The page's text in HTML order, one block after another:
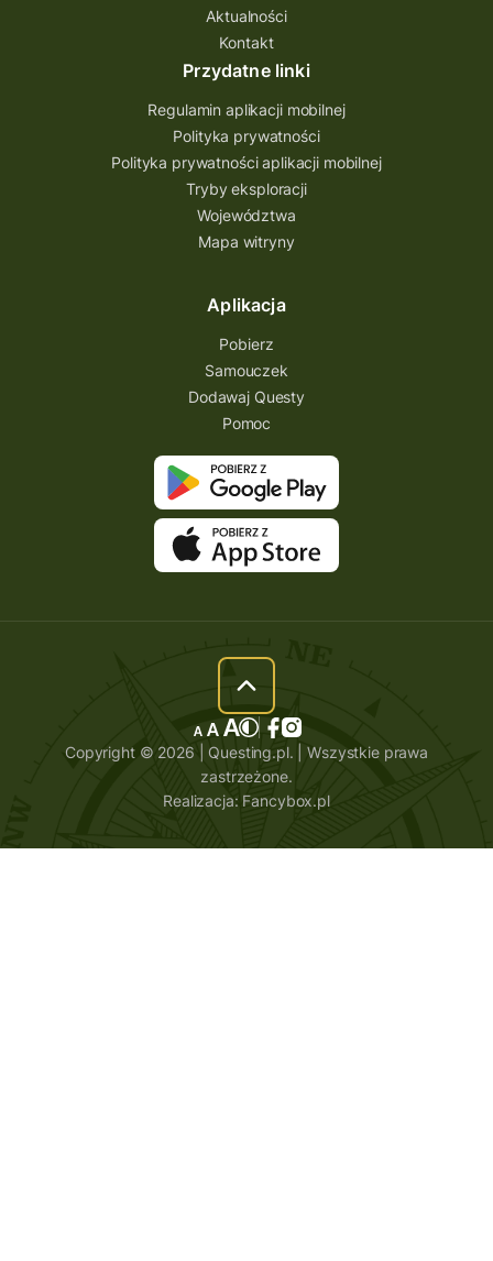
Aktualności
Kontakt
Przydatne linki
Regulamin aplikacji mobilnej
Polityka prywatności
Polityka prywatności aplikacji mobilnej
Tryby eksploracji
Województwa
Mapa witryny
Aplikacja
Pobierz
Samouczek
Dodawaj Questy
Pomoc
Copyright © 2026 | Questing.pl. | Wszystkie prawa
zastrzeżone.
Realizacja: Fancybox.pl